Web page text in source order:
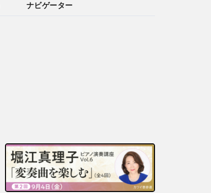
ナビゲーター